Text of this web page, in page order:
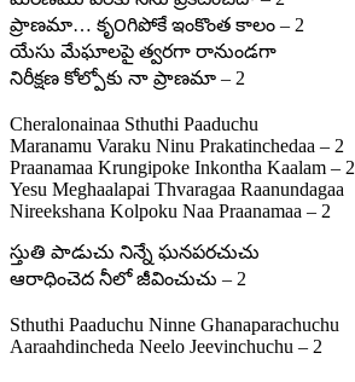
ప్రాణమా… కృ౦గిపోకే ఇంకొంత కాలం – 2
యేసు మేఘాలపై త్వరగా రానుండగా
నిరీక్షణ కోల్పోకు నా ప్రాణమా – 2
Cheralonainaa Sthuthi Paaduchu
Maranamu Varaku Ninu Prakatinchedaa – 2
Praanamaa Krungipoke Inkontha Kaalam – 2
Yesu Meghaalapai Thvaragaa Raanundagaa
Nireekshana Kolpoku Naa Praanamaa – 2
స్తుతి పాడుచు నిన్నే ఘనపరచుచు
ఆరాధించెద నీలో జీవించుచు – 2
Sthuthi Paaduchu Ninne Ghanaparachuchu
Aaraahdincheda Neelo Jeevinchuchu – 2